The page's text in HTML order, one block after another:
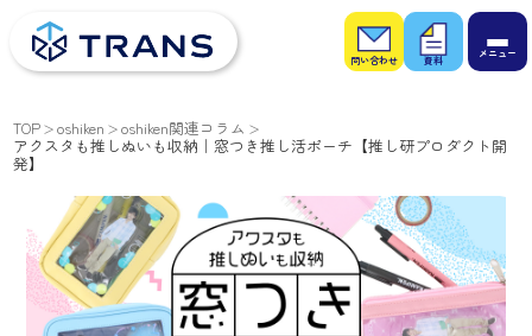
お問
い合
わせ
お役
立ち
資料
TOP oshiken oshiken関連コラム
アクスタも推しぬいも収納｜窓つき推し活ポーチ【推し研プロダクト開
発】